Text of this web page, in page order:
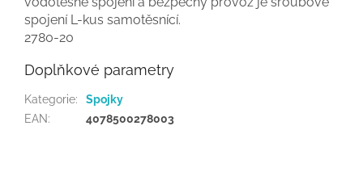
spojení L-kus samotěsnící.
2780-20
Doplňkové parametry
Kategorie:
Spojky
EAN: 4078500278003